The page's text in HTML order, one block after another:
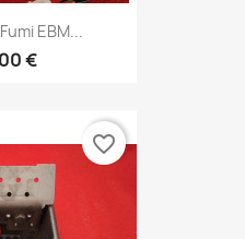
EBM...
€
favorite_border